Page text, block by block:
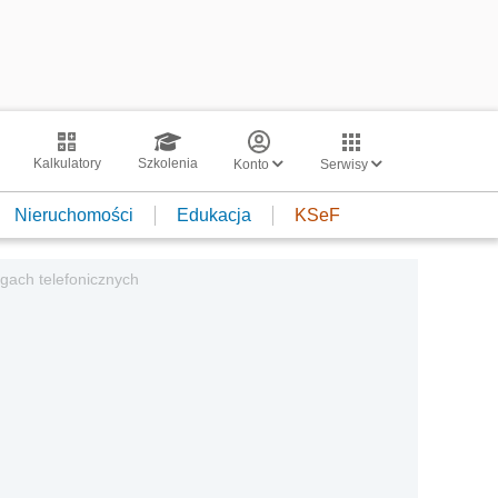
Kalkulatory Szkolenia Konto Serwisy
Nieruchomości Edukacja KSeF
telefonicznych